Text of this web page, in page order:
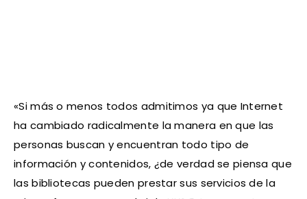
«Si más o menos todos admitimos ya que Internet
ha cambiado radicalmente la manera en que las
personas buscan y encuentran todo tipo de
información y contenidos, ¿de verdad se piensa que
las bibliotecas pueden prestar sus servicios de la